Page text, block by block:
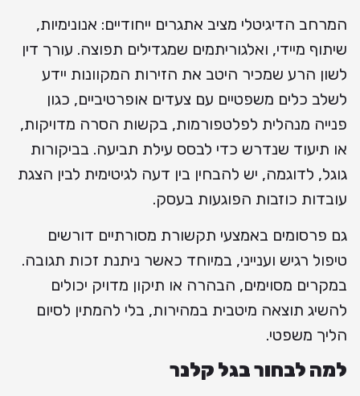
המרחב הדיגיטלי מציב אתגרים ייחודיים: אנונימיות,
שיתוף מיידי, ואלגוריתמים שמגדילים תפוצה. עורך דין
לשון הרע שמכיר היטב את הזירות המקוונות יידע
לשלב כלים משפטיים עם צעדים אופרטיביים, כגון
פנייה מנהלית לפלטפורמות, בקשות הסרה מדויקות,
או תיעוד שנדרש כדי לבסס עילת תביעה. בביקורות
גוגל, לדוגמה, יש להבחין בין דעה לגיטימית לבין הצגת
עובדות כוזבות הפוגעות בעסק.
גם פרסומים באמצעי תקשורת מסורתיים דורשים
טיפול רגיש וענייני, במיוחד כאשר ניתנת זכות תגובה.
במקרים מסוימים, הבהרה או תיקון מדויק יכולים
להשיג תוצאה מיטבית במהירות, בלי להמתין לסיום
הליך משפטי.
למה לבחור בגל קלנר